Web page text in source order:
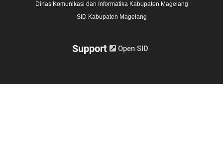
Dinas Komunikasi dan Informatika Kabupaten Magelang
SID Kabupaten Magelang
Support Open SID